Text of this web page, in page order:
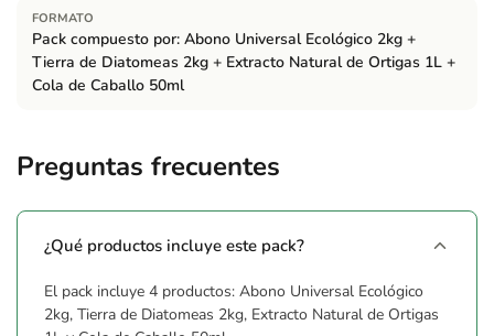
FORMATO
Pack compuesto por: Abono Universal Ecológico 2kg +
Tierra de Diatomeas 2kg + Extracto Natural de Ortigas 1L +
Cola de Caballo 50ml
Preguntas frecuentes
¿Qué productos incluye este pack?
El pack incluye 4 productos: Abono Universal Ecológico
2kg, Tierra de Diatomeas 2kg, Extracto Natural de Ortigas